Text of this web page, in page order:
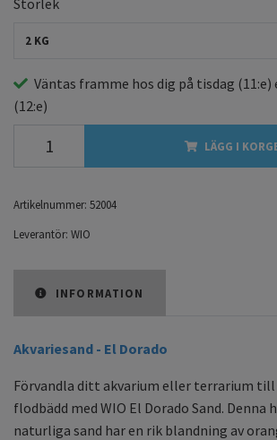
Storlek
2 KG
Väntas framme hos dig på tisdag (11:e)
(12:e)
LÄGG I
Artikelnummer: 52004
Leverantör: WIO
INFORMATION
Akvariesand - El Dorado
Förvandla ditt akvarium eller terrarium till
flodbädd med WIO El Dorado Sand.
naturliga sand har en rik blandning av